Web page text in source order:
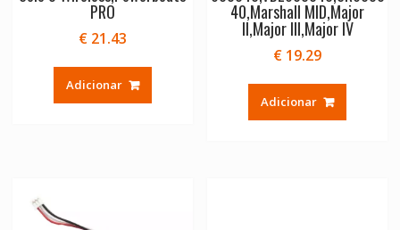
PRO
€21.43
Adicionar
40,Marshall MID,Major
II,Major III,Major IV
€ 19.29
Adicionar